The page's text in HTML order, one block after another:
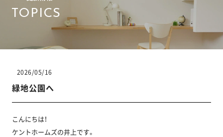
TOPICS
2026/05/16
緑地公園へ
こんにちは！
ケントホームズの井上です。